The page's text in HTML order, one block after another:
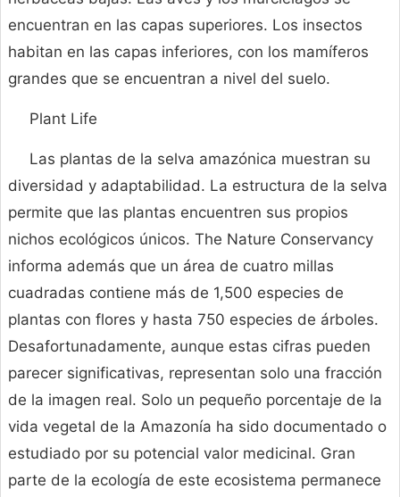
encuentran en las capas superiores. Los insectos
habitan en las capas inferiores, con los mamíferos
grandes que se encuentran a nivel del suelo.
Plant Life
Las plantas de la selva amazónica muestran su
diversidad y adaptabilidad. La estructura de la selva
permite que las plantas encuentren sus propios
nichos ecológicos únicos. The Nature Conservancy
informa además que un área de cuatro millas
cuadradas contiene más de 1,500 especies de
plantas con flores y hasta 750 especies de árboles.
Desafortunadamente, aunque estas cifras pueden
parecer significativas, representan solo una fracción
de la imagen real. Solo un pequeño porcentaje de la
vida vegetal de la Amazonía ha sido documentado o
estudiado por su potencial valor medicinal. Gran
parte de la ecología de este ecosistema permanece